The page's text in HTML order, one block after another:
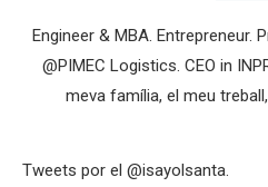
Engineer & MBA. Entrepreneur.
@PIMEC Logistics. CEO in
meva família, el meu
Tweets por el @isayolsanta.